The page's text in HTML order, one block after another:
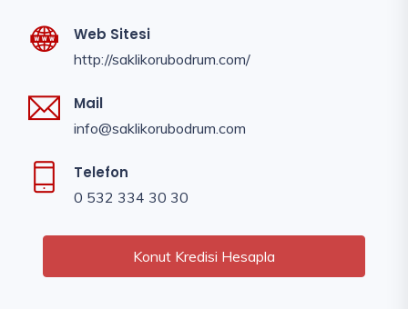
Web Sitesi
http://saklikorubodrum.com/
Mail
info@saklikorubodrum.com
Telefon
0 532 334 30 30
Konut Kredisi Hesapla